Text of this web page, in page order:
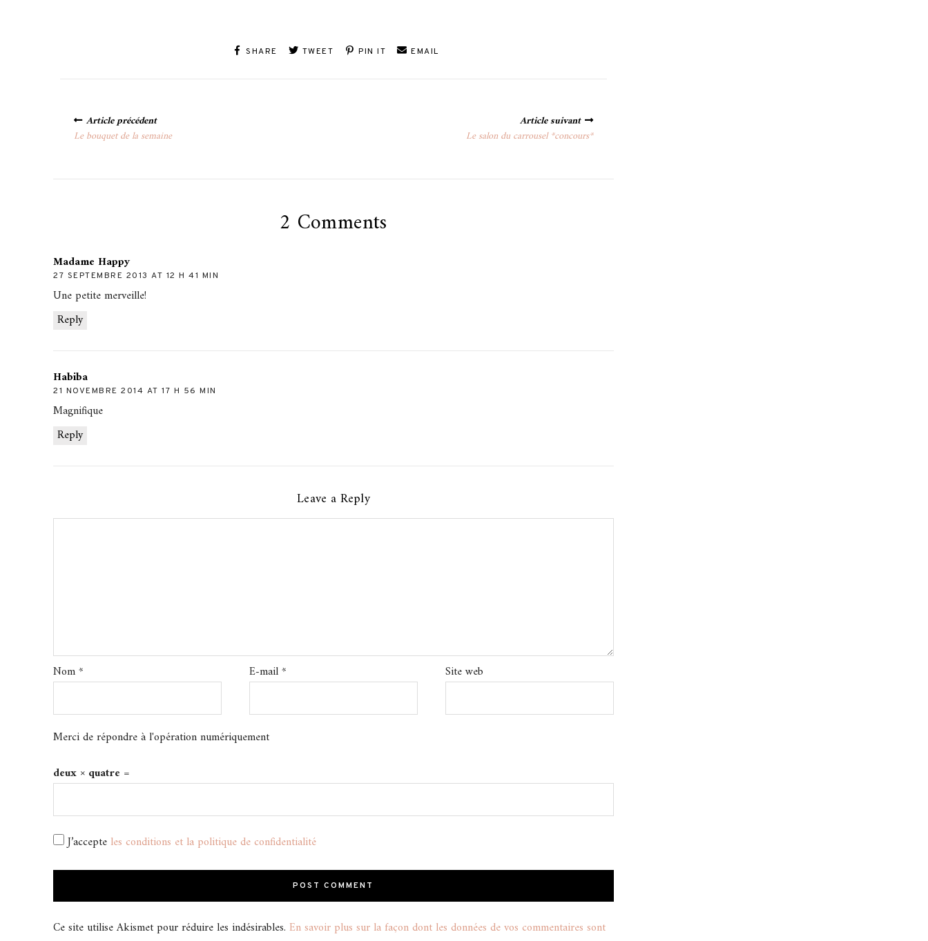
SHARE TWEET PIN IT EMAIL
navigation
Article précédent
Le bouquet de la semaine
Article suivant
Le salon du carrousel *concours*
2 Comments
Madame Happy
27 SEPTEMBRE 2013 AT 12 H 41 MIN
Reply
Une petite merveille!
Habiba
21 NOVEMBRE 2014 AT 17 H 56 MIN
Reply
Magnifique
Leave a Reply
Nom* E-mail* Site web
Merci de répondre à l'opération numériquement
deux × quatre =
J’accepte les conditions et la politique de confidentialité
Ce site utilise Akismet pour réduire les indésirables. En savoir plus sur la façon dont les données de vos commentaires sont